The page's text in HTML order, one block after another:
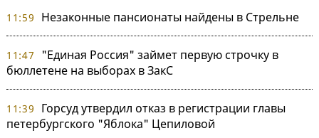
11:59 Незаконные пансионаты найдены в Стрельне
11:47
"Единая Россия" займет первую строчку в
бюллетене на выборах в ЗакС
11:39
Горсуд утвердил отказ в регистрации главы
петербургского "Яблока" Цепиловой